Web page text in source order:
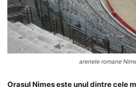
arenele romane
Orasul Nimes este unul dintre cele